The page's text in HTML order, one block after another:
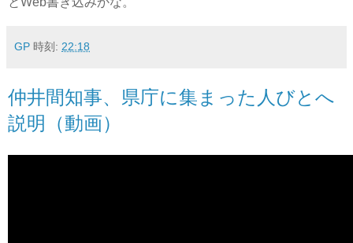
GP 時刻: 22:18
仲井間知事、県庁に集まった人びとへ
説明（動画）